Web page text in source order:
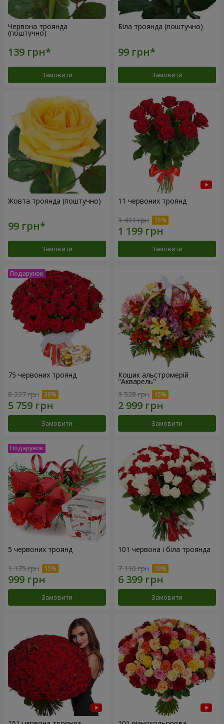
Червона троянда
(поштучно)
Замовити
Біла троянда (поштучно)
Замовити
Жовта троянда (поштучно)
Замовити
11 червоних троянд
1 411 грн
Замовити
75 червоних троянд
8 227 грн
Замовити
Кошик альстромерій
"Акварель"
3 528 грн
Замовити
5 червоних троянд
1 175 грн
Замовити
101 червона і біла троянда
7 110 грн
Замовити